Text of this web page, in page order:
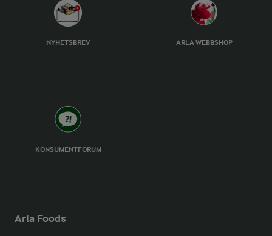
NYHETSBREV ARLA WEBBSHOP
KONSUMENTFORUM
Arla Foods